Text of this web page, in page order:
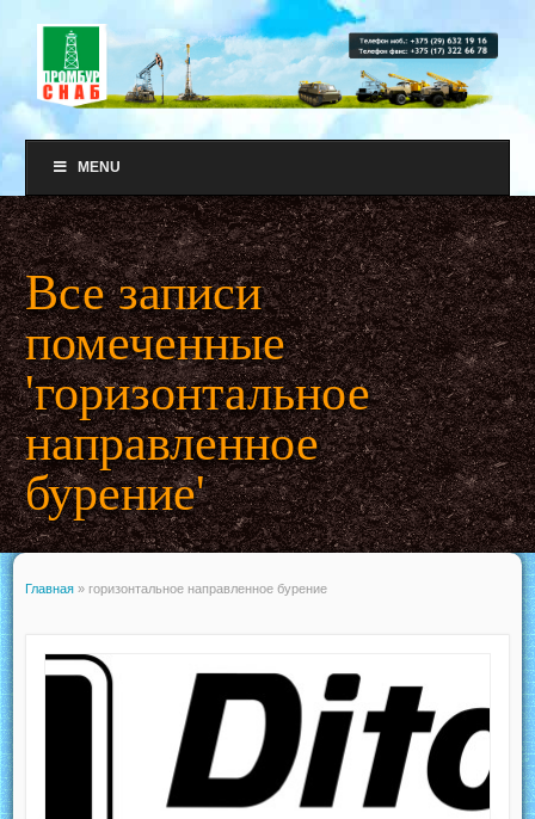
MENU
Все записи
помеченные
'горизонтальное
направленное
бурение'
Главная » горизонтальное направленное бурение